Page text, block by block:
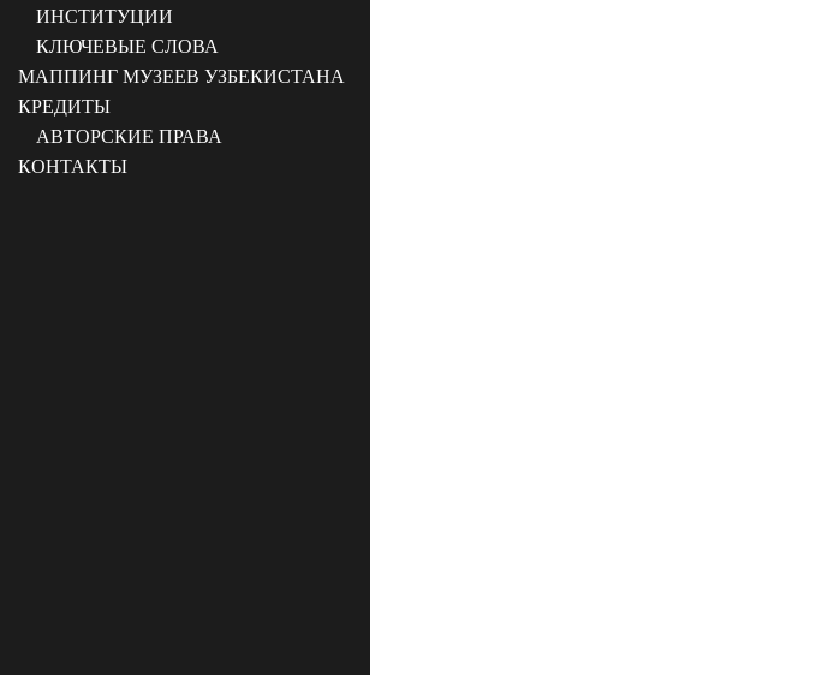
ИНСТИТУЦИИ
КЛЮЧЕВЫЕ СЛОВА
МАППИНГ МУЗЕЕВ УЗБЕКИСТАНА
КРЕДИТЫ
АВТОРСКИЕ ПРАВА
КОНТАКТЫ